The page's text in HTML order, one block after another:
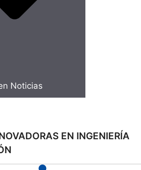
Noticias
EN INGENIERÍA